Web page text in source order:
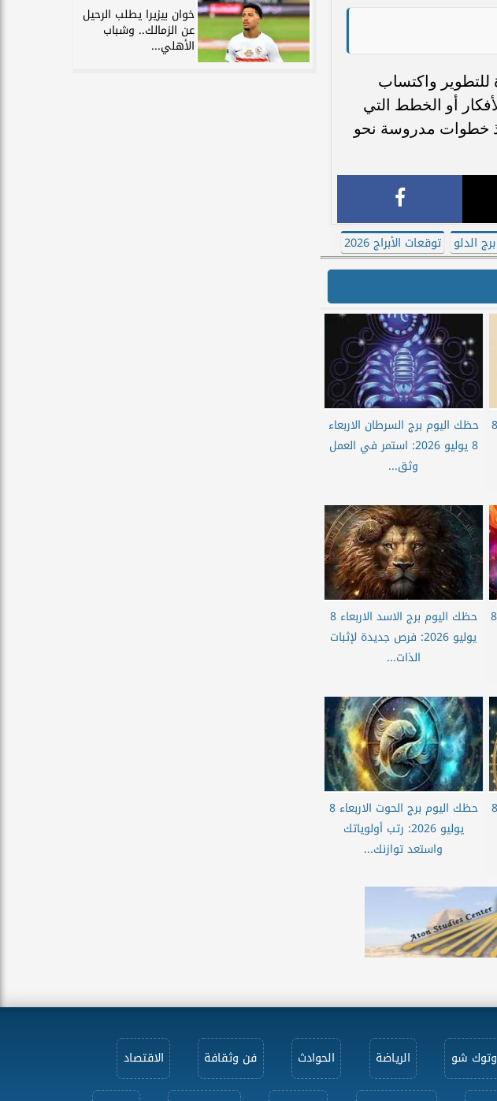
للتطوير واكتساب
أو الخطط التي
خطوات مدروسة نحو
الدلو توقعات الأبراج 2026
حظك اليوم برج الجوزاء الاربعاء 8
حظك اليوم برج السرطان الاربعاء
8 يوليو 2026: استمر في العمل
وثق...
حظك اليوم برج القوس الاربعاء 8
حظك اليوم برج الاسد الاربعاء 8
يوليو 2026: فرص جديدة لإثبات
الذات...
حظك اليوم برج الميزان الاربعاء 8
حظك اليوم برج الحوت الاربعاء 8
يوليو 2026: رتب أولوياتك
واستعد توازنك...
خوان بيزيرا يطلب الرحيل
عن الزمالك.. وشباب
الأهلي...
وتوك شو الرياضة الحوادث فن وثقافة الاقتصاد